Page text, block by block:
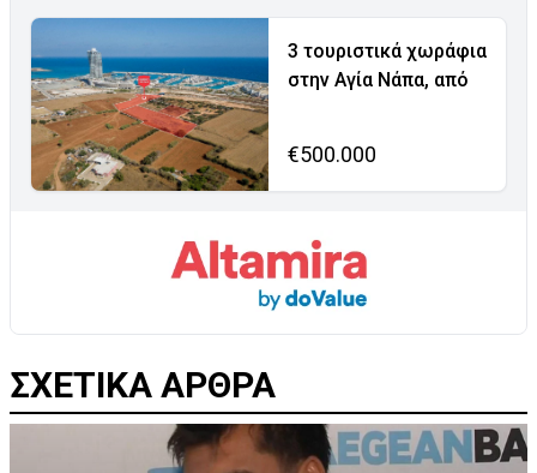
3 τουριστικά χωράφια
στην Αγία Νάπα, από
€500.000
ΣΧΕΤΙΚΑ ΑΡΘΡΑ